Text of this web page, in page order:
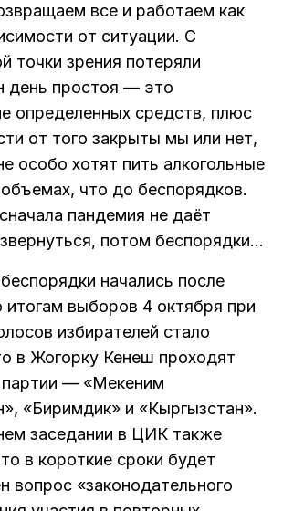
все и работаем как
от ситуации. С
точки зрения потеряли
день простоя — это
определенных средств, плюс
от того закрыты мы или нет,
особо хотят пить алкогольные
объемах, что до беспорядков.
пандемия не даёт
потом беспорядки…
начались после
итогам выборов 4 октября при
избирателей стало
в Жогорку Кенеш проходят
партии — «Мекеним
«Биримдик» и «Кыргызстан».
заседании в ЦИК также
в короткие сроки будет
вопрос «законодательного